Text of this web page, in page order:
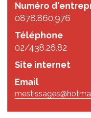
Numéro
0878.860.976
Téléphone
02/438.26.82
Site internet
Email